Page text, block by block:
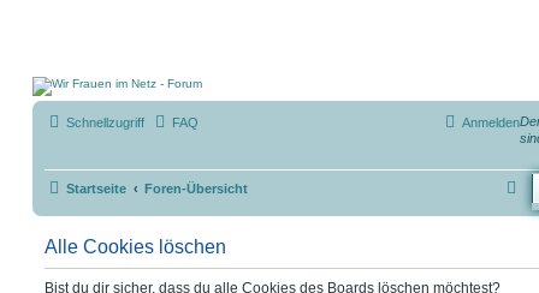
Schnellzugriff FAQ Anmelden
Startseite Foren-Übersicht
u
h
Alle Cookies löschen
Bist du dir sicher, dass du alle Cookies des Boards löschen möchtest?